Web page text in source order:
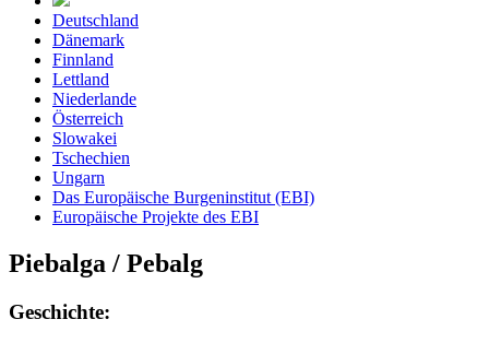
Deutschland
Dänemark
Finnland
Lettland
Niederlande
Österreich
Slowakei
Tschechien
Ungarn
Das Europäische Burgeninstitut (EBI)
Europäische Projekte des EBI
Piebalga / Pebalg
Geschichte: